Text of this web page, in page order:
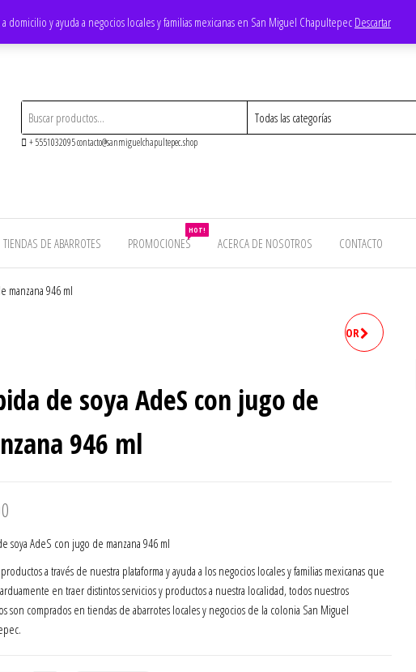
domicilio y ayuda a negocios locales y familias mexicanas en San Miguel Chapultepec Descartar
+ 5551032095 contacto@sanmiguelchapultepec.shop
TIENDAS DE ABARROTES PROMOCIONES
HOT!
ACERCA DE NOSOTROS CONTACTO
manzana 946 ml
BEBIDA DE SOYA ADES SABOR
de soya AdeS con jugo de
946 ml
soya AdeS con jugo de manzana 946 ml
a través de nuestra plataforma y ayuda a los negocios locales y familias mexicanas que
en traer distintos servicios y productos a nuestra localidad, todos nuestros
son comprados en tiendas de abarrotes locales y negocios de la colonia San Miguel